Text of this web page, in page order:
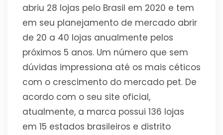
abriu 28 lojas pelo Brasil em 2020 e tem
em seu planejamento de mercado abrir
de 20 a 40 lojas anualmente pelos
próximos 5 anos. Um número que sem
dúvidas impressiona até os mais céticos
com o crescimento do mercado pet. De
acordo com o seu site oficial,
atualmente, a marca possui 136 lojas
em 15 estados brasileiros e distrito